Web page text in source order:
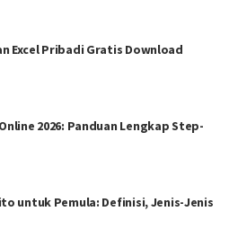
Excel Pribadi Gratis Download
2026: Panduan Lengkap Step-
untuk Pemula: Definisi, Jenis-Jenis